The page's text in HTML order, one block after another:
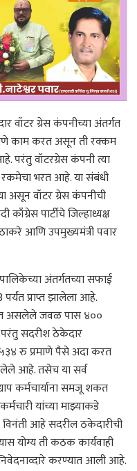
वॉटर ग्रेस कंपनीच्या अंतर्गत
काम करत असून ती रक्कम
परंतु वॉटरग्रेस कंपनी त्या
रकमेचा भरत आहे. या संबंधी
असून वॉटर ग्रेस कंपनीची
काँग्रेस पार्टीचे जिल्हाध्यक्ष
आणि उपमुख्यमंत्री पवार
अंतर्गतच्या सफाई
प्राप्त झालेला आहे.
असलेले जवळ पास ४००
सदरीश ठेकेदार
रु प्रमाणे पैसे अदा करत
आहे. तसेच या सर्व
कर्मचार्याना समजू शकत
यांच्या माझ्याकडे
विनंती आहे सदरील ठकेदारीची
योग्य ती कठक कार्यवाही
करण्यात आली आहे.